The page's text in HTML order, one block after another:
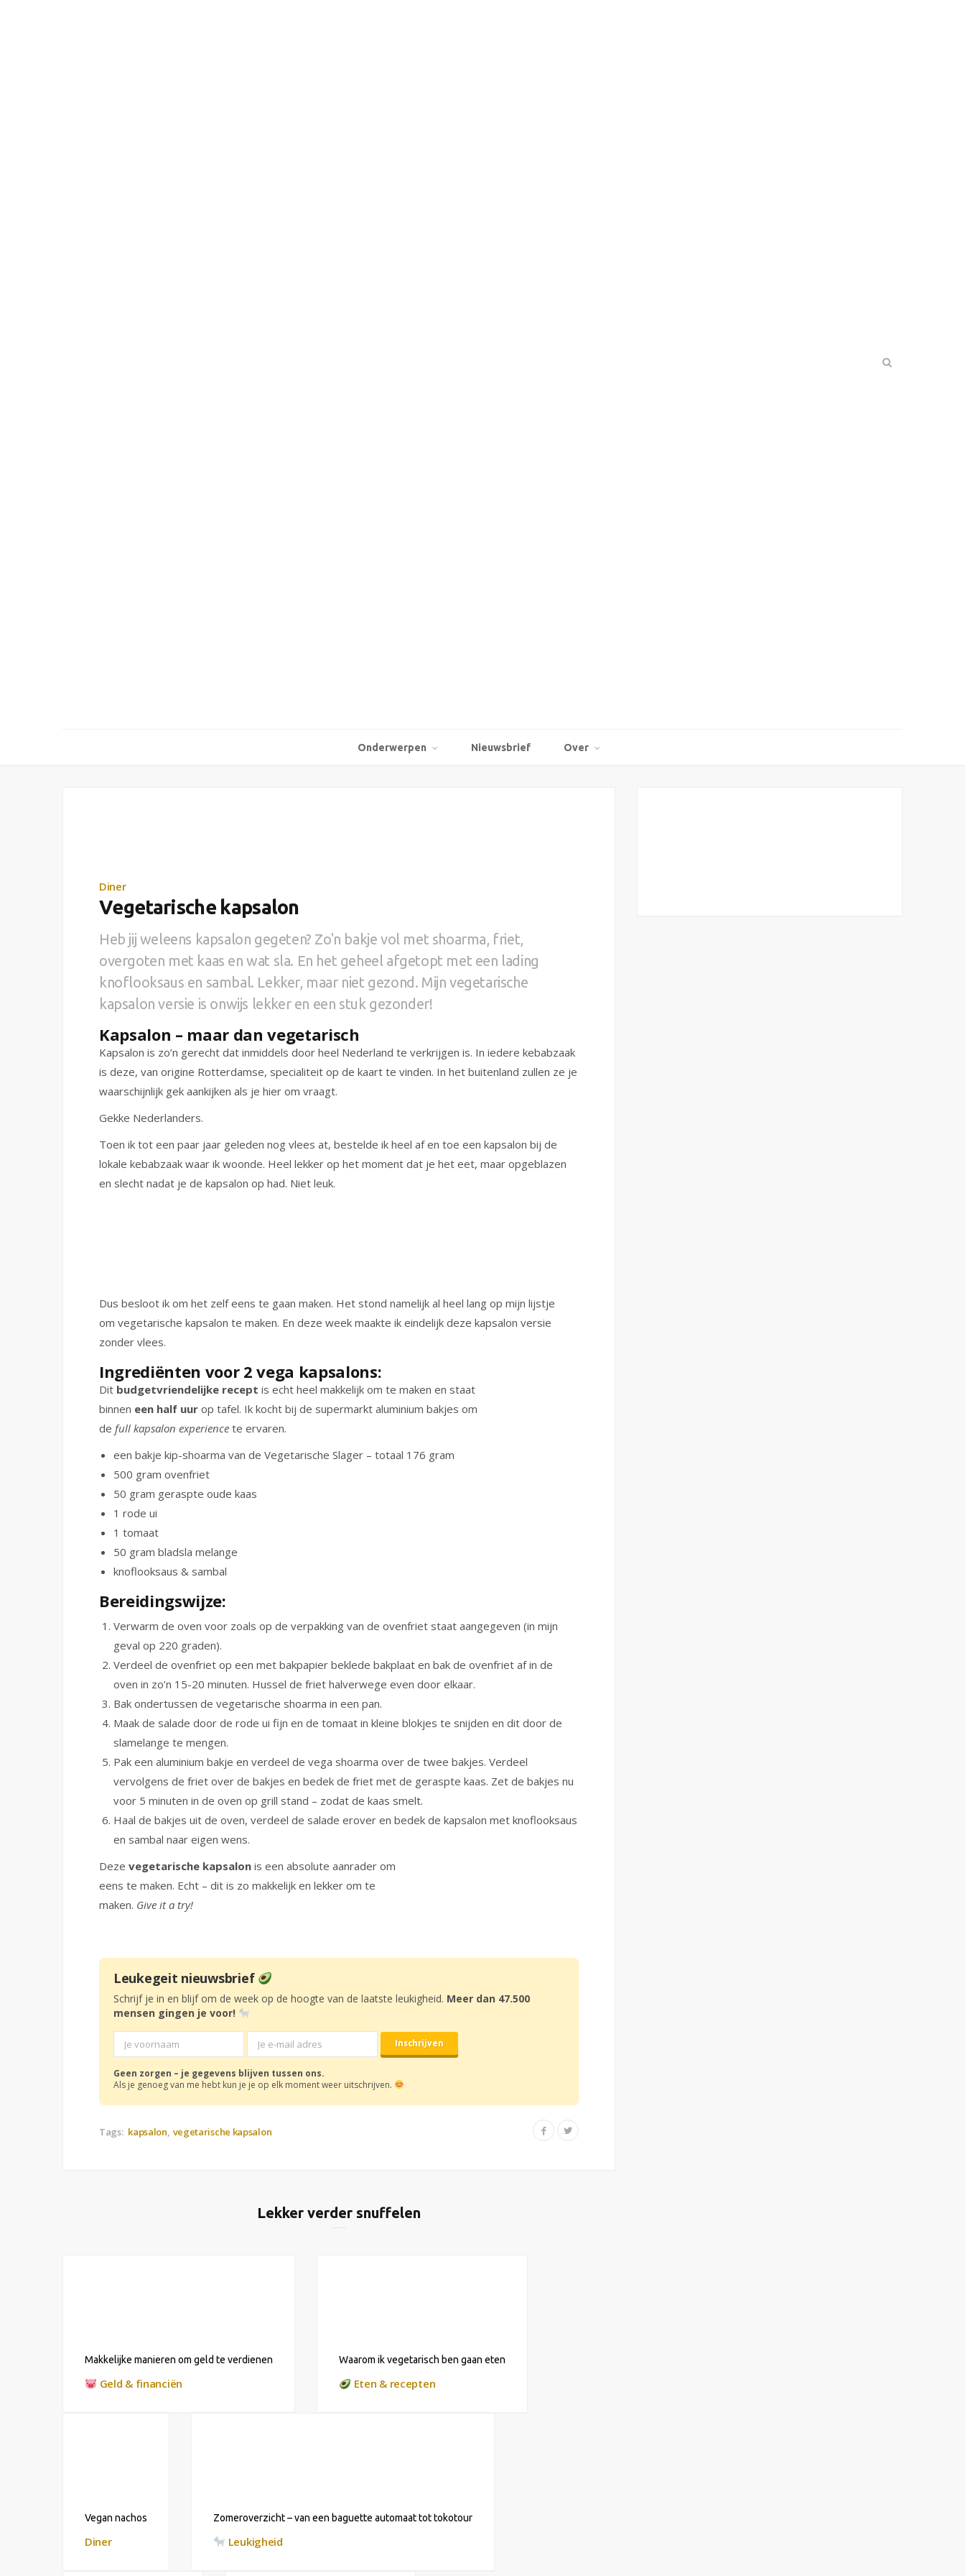
Onderwerpen Nieuwsbrief Over
Diner
Vegetarische kapsalon
Heb jij weleens kapsalon gegeten? Zo'n bakje vol met shoarma, friet,
overgoten met kaas en wat sla. En het geheel afgetopt met een lading
knoflooksaus en sambal. Lekker, maar niet gezond. Mijn vegetarische
kapsalon versie is onwijs lekker en een stuk gezonder!
Kapsalon – maar dan vegetarisch
Kapsalon is zo’n gerecht dat inmiddels door heel Nederland te verkrijgen is. In iedere kebabzaak
is deze, van origine Rotterdamse, specialiteit op de kaart te vinden. In het buitenland zullen ze je
waarschijnlijk gek aankijken als je hier om vraagt.
Gekke Nederlanders.
Toen ik tot een paar jaar geleden nog vlees at, bestelde ik heel af en toe een kapsalon bij de
lokale kebabzaak waar ik woonde. Heel lekker op het moment dat je het eet, maar opgeblazen
en slecht nadat je de kapsalon op had. Niet leuk.
Dus besloot ik om het zelf eens te gaan maken. Het stond namelijk al heel lang op mijn lijstje
om vegetarische kapsalon te maken. En deze week maakte ik eindelijk deze kapsalon versie
zonder vlees.
Ingrediënten voor 2 vega kapsalons:
Dit budgetvriendelijke recept is echt heel makkelijk om te maken en staat
binnen een half uur op tafel. Ik kocht bij de supermarkt aluminium bakjes om
de full kapsalon experience te ervaren.
een bakje kip-shoarma van de Vegetarische Slager – totaal 176 gram
500 gram ovenfriet
50 gram geraspte oude kaas
1 rode ui
1 tomaat
50 gram bladsla melange
knoflooksaus & sambal
Bereidingswijze:
Verwarm de oven voor zoals op de verpakking van de ovenfriet staat aangegeven (in mijn
geval op 220 graden).
Verdeel de ovenfriet op een met bakpapier beklede bakplaat en bak de ovenfriet af in de
oven in zo’n 15-20 minuten. Hussel de friet halverwege even door elkaar.
Bak ondertussen de vegetarische shoarma in een pan.
Maak de salade door de rode ui fijn en de tomaat in kleine blokjes te snijden en dit door de
slamelange te mengen.
Pak een aluminium bakje en verdeel de vega shoarma over de twee bakjes. Verdeel
vervolgens de friet over de bakjes en bedek de friet met de geraspte kaas. Zet de bakjes nu
voor 5 minuten in de oven op grill stand – zodat de kaas smelt.
Haal de bakjes uit de oven, verdeel de salade erover en bedek de kapsalon met knoflooksaus
en sambal naar eigen wens.
Deze vegetarische kapsalon is een absolute aanrader om
eens te maken. Echt – dit is zo makkelijk en lekker om te
maken. Give it a try!
Leukegeit nieuwsbrief
Schrijf je in en blijf om de week op de hoogte van de laatste leukigheid. Meer dan 47.500
mensen gingen je voor!
Geen zorgen – je gegevens blijven tussen ons.
Als je genoeg van me hebt kun je je op elk moment weer uitschrijven.
Tags: kapsalon vegetarische kapsalon
Lekker verder snuffelen
Makkelijke manieren om geld te verdienen
Geld & financiën
Waarom ik vegetarisch ben gaan eten
Eten & recepten
Vegan nachos
Diner
Zomeroverzicht – van een baguette automaat tot tokotour
Leukigheid